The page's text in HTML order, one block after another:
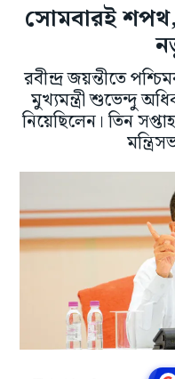
সোমবারই
রবীন্দ্র জয়ন্তীতে
মুখ্যমন্ত্রী শুভেন্দু
নিয়েছিলেন। তিন